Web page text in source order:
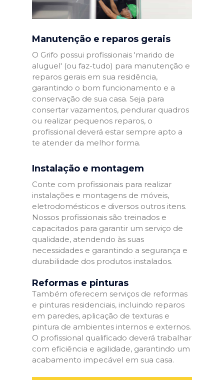
Manutenção e reparos gerais
O Grifo possui profissionais 'marido de
aluguel' (ou faz-tudo) para manutenção e
reparos gerais em sua residência,
garantindo o bom funcionamento e a
conservação de sua casa. Seja para
consertar vazamentos, pendurar quadros
ou realizar pequenos reparos, o
profissional deverá estar sempre apto a
te atender da melhor forma.
Instalação e montagem
Conte com profissionais para realizar
instalações e montagens de móveis,
eletrodomésticos e diversos outros itens.
Nossos profissionais são treinados e
capacitados para garantir um serviço de
qualidade, atendendo às suas
necessidades e garantindo a segurança e
durabilidade dos produtos instalados.
Reformas e pinturas
Também oferecem serviços de reformas
e pinturas residenciais, incluindo reparos
em paredes, aplicação de texturas e
pintura de ambientes internos e externos.
O profissional qualificado deverá trabalhar
com eficiência e agilidade, garantindo um
acabamento impecável em sua casa.